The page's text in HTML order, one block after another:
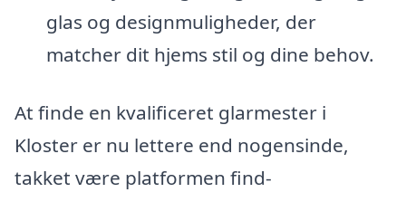
glas og designmuligheder, der
matcher dit hjems stil og dine behov.
At finde en kvalificeret glarmester i
Kloster er nu lettere end nogensinde,
takket være platformen find-